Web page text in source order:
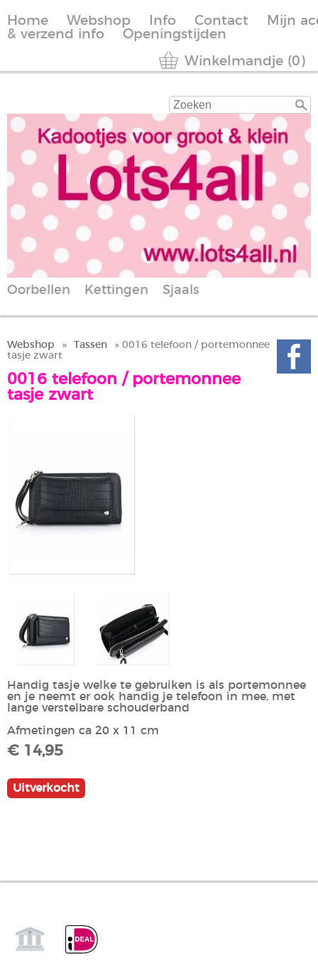
Home Webshop Info Contact
Mijn
& verzend info
Openingstijden
Winkelmandje (0)
Oorbellen Kettingen Sjaals
Webshop » Tassen
» 0016 telefoon / portemonnee
tasje zwart
0016 telefoon / portemonnee
tasje zwart
Handig tasje welke te gebruiken is als portemonnee
en je neemt er ook handig je telefoon in mee, met
lange verstelbare schouderband
Afmetingen ca 20 x 11 cm
€ 14,95
Uitverkocht